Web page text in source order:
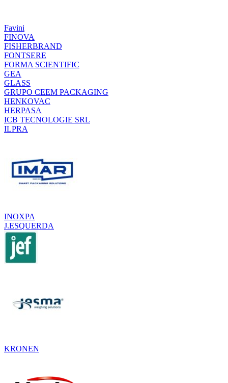
Favini
FINOVA
FISHERBRAND
FONTSERE
FORMA SCIENTIFIC
GEA
GLASS
GRUPO CEEM PACKAGING
HENKOVAC
HERPASA
ICB TECNOLOGIE SRL
ILPRA
INOXPA
J.ESQUERDA
KRONEN